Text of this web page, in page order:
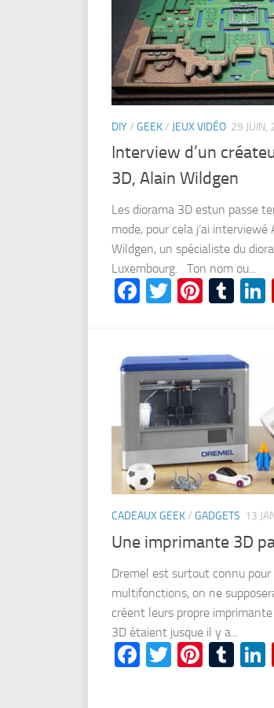
DIY/ GEEK/ JEUX VIDÉO 29 JUIN,
Interview d’un
3D, Alain Wildgen
Les diorama 3D estun passe
mode, pour cela j’ai interviewé
Wildgen, un spécialiste du
Luxembourg. Ton nom ou...
Facebook
Twitter
CADEAUX GEEK/ GADGETS 13
Une imprimante 3D
Dremel est surtout connu
multifonctions, on ne
créent leurs propre
3D étaient jusque il y a...
Facebook
Twitter